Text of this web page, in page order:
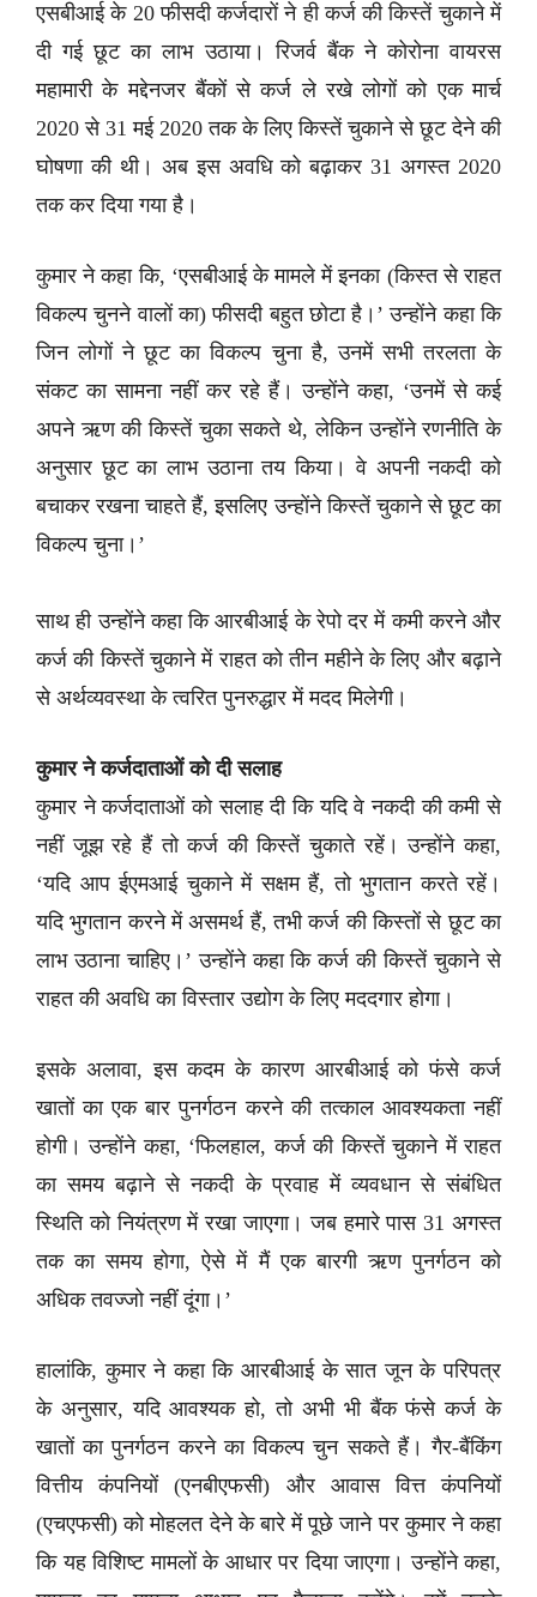
एसबीआई के 20 फीसदी कर्जदारों ने ही कर्ज की किस्तें चुकाने में
दी गई छूट का लाभ उठाया। रिजर्व बैंक ने कोरोना वायरस
महामारी के मद्देनजर बैंकों से कर्ज ले रखे लोगों को एक मार्च
2020 से 31 मई 2020 तक के लिए किस्तें चुकाने से छूट देने की
घोषणा की थी। अब इस अवधि को बढ़ाकर 31 अगस्त 2020
तक कर दिया गया है।
कुमार ने कहा कि, ‘एसबीआई के मामले में इनका (किस्त से राहत
विकल्प चुनने वालों का) फीसदी बहुत छोटा है।’ उन्होंने कहा कि
जिन लोगों ने छूट का विकल्प चुना है, उनमें सभी तरलता के
संकट का सामना नहीं कर रहे हैं। उन्होंने कहा, ‘उनमें से कई
अपने ऋण की किस्तें चुका सकते थे, लेकिन उन्होंने रणनीति के
अनुसार छूट का लाभ उठाना तय किया। वे अपनी नकदी को
बचाकर रखना चाहते हैं, इसलिए उन्होंने किस्तें चुकाने से छूट का
विकल्प चुना।’
साथ ही उन्होंने कहा कि आरबीआई के रेपो दर में कमी करने और
कर्ज की किस्तें चुकाने में राहत को तीन महीने के लिए और बढ़ाने
से अर्थव्यवस्था के त्वरित पुनरुद्धार में मदद मिलेगी।
कुमार ने कर्जदाताओं को दी सलाह
कुमार ने कर्जदाताओं को सलाह दी कि यदि वे नकदी की कमी से
नहीं जूझ रहे हैं तो कर्ज की किस्तें चुकाते रहें। उन्होंने कहा,
‘यदि आप ईएमआई चुकाने में सक्षम हैं, तो भुगतान करते रहें।
यदि भुगतान करने में असमर्थ हैं, तभी कर्ज की किस्तों से छूट का
लाभ उठाना चाहिए।’ उन्होंने कहा कि कर्ज की किस्तें चुकाने से
राहत की अवधि का विस्तार उद्योग के लिए मददगार होगा।
इसके अलावा, इस कदम के कारण आरबीआई को फंसे कर्ज
खातों का एक बार पुनर्गठन करने की तत्काल आवश्यकता नहीं
होगी। उन्होंने कहा, ‘फिलहाल, कर्ज की किस्तें चुकाने में राहत
का समय बढ़ाने से नकदी के प्रवाह में व्यवधान से संबंधित
स्थिति को नियंत्रण में रखा जाएगा। जब हमारे पास 31 अगस्त
तक का समय होगा, ऐसे में मैं एक बारगी ऋण पुनर्गठन को
अधिक तवज्जो नहीं दूंगा।’
हालांकि, कुमार ने कहा कि आरबीआई के सात जून के परिपत्र
के अनुसार, यदि आवश्यक हो, तो अभी भी बैंक फंसे कर्ज के
खातों का पुनर्गठन करने का विकल्प चुन सकते हैं। गैर-बैंकिंग
वित्तीय कंपनियों (एनबीएफसी) और आवास वित्त कंपनियों
(एचएफसी) को मोहलत देने के बारे में पूछे जाने पर कुमार ने कहा
कि यह विशिष्ट मामलों के आधार पर दिया जाएगा। उन्होंने कहा,